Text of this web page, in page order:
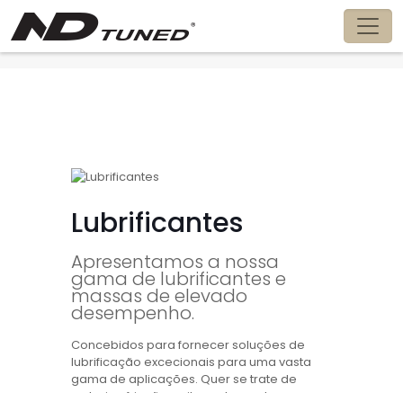
Lubrificantes
Lubrificantes
Apresentamos a nossa
gama de lubrificantes e
massas de elevado
desempenho.
Concebidos para fornecer soluções de
lubrificação excecionais para uma vasta
gama de aplicações. Quer se trate de